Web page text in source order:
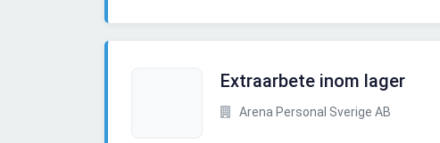
Extraarbete inom lager
Arena Personal Sverige AB